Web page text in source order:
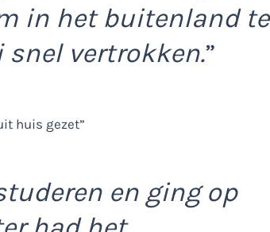
in het buitenland te
vertrokken.”
en ging op